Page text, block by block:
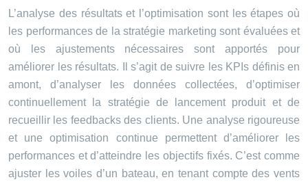
L’analyse des résultats et l’optimisation sont les étapes où
les performances de la stratégie marketing sont évaluées et
où les ajustements nécessaires sont apportés pour
améliorer les résultats. Il s’agit de suivre les KPIs définis en
amont, d’analyser les données collectées, d’optimiser
continuellement la stratégie de lancement produit et de
recueillir les feedbacks des clients. Une analyse rigoureuse
et une optimisation continue permettent d’améliorer les
performances et d’atteindre les objectifs fixés. C’est comme
ajuster les voiles d’un bateau, en tenant compte des vents